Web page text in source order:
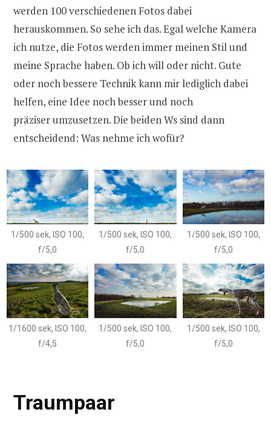
werden 100 verschiedenen Fotos dabei
herauskommen. So sehe ich das. Egal welche Kamera
ich nutze, die Fotos werden immer meinen Stil und
meine Sprache haben. Ob ich will oder nicht. Gute
oder noch bessere Technik kann mir lediglich dabei
helfen, eine Idee noch besser und noch
präziser umzusetzen. Die beiden Ws sind dann
entscheidend: Was nehme ich wofür?
1/500 sek, ISO 100,
f/5,0
1/500 sek, ISO 100,
f/5,0
1/500 sek, ISO 100,
f/5,0
1/1600 sek, ISO 100,
f/4,5
1/500 sek, ISO 100,
f/5,0
1/500 sek, ISO 100,
f/5,0
Traumpaar